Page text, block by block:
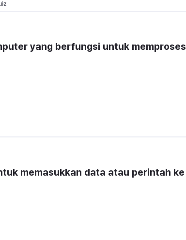
yang berfungsi untuk memproses
memasukkan data atau perintah ke